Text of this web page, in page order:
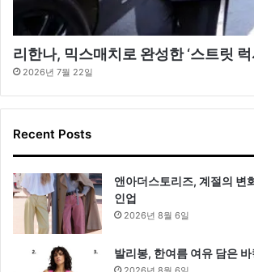
리한나, 믹스매치로 완성한 ‘스트릿 럭
2026년 7월 22일
Recent Posts
앤아더스토리즈, 계절의 변
인업
2026년 8월 6일
발리봉, 한여름 여유 담은